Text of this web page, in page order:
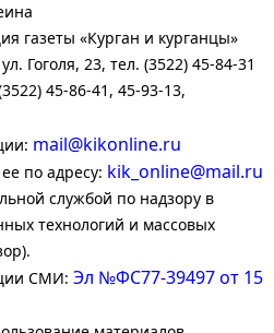
газеты «Курган и курганцы»
Гоголя, 23, тел. (3522) 45-84-31
45-86-41, 45-93-13,
mail@kikonline.ru
по адресу: kik_online@mail.ru
службой по надзору в
технологий и массовых
СМИ: Эл №ФС77-39497 от 15